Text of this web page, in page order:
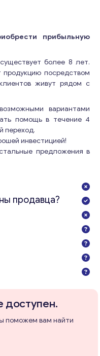
прибыльную
более 8 лет.
посредством
живут рядом с
вариантами
помощь в течение 4
переход.
инвестицией!
предложения в
продавца?
доступен.
поможем вам найти